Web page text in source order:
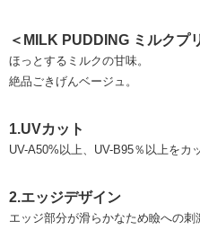
＜MILK PUDDING ミルクプ
ほっとするミルクの甘味。
絶品ごきげんベージュ。
1.UVカット
UV-A50%以上、UV-B95％以上をカ
2.エッジデザイン
エッジ部分が滑らかなため瞼への